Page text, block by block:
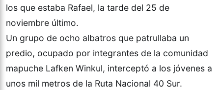
los que estaba Rafael, la tarde del 25 de
noviembre último.
Un grupo de ocho albatros que patrullaba un
predio, ocupado por integrantes de la comunidad
mapuche Lafken Winkul, interceptó a los jóvenes a
unos mil metros de la Ruta Nacional 40 Sur.